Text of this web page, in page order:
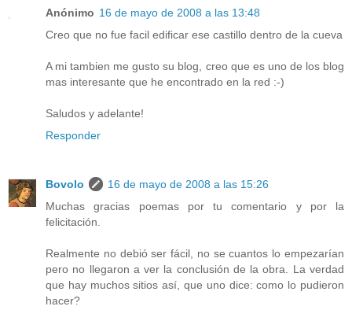
Anónimo 16 de mayo de 2008 a las 13:48
Creo que no fue facil edificar ese castillo dentro de la cueva
A mi tambien me gusto su blog, creo que es uno de los blog
mas interesante que he encontrado en la red :-)
Saludos y adelante!
Responder
Bovolo
16 de mayo de 2008 a las 15:26
Muchas gracias poemas por tu comentario y por la
felicitación.
Realmente no debió ser fácil, no se cuantos lo empezarían
pero no llegaron a ver la conclusión de la obra. La verdad
que hay muchos sitios así, que uno dice: como lo pudieron
hacer?